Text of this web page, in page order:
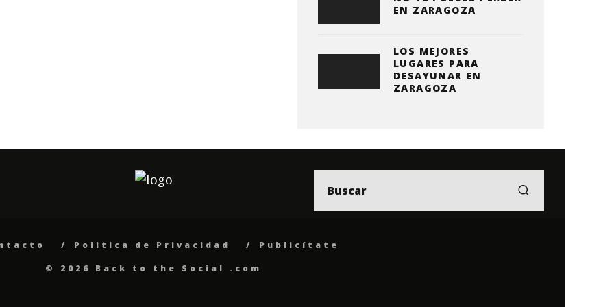
EN ZARAGOZA
LOS MEJORES
LUGARES PARA
DESAYUNAR EN
ZARAGOZA
Politica de Privacidad
Publicítate
© 2026 Back to the Social .com